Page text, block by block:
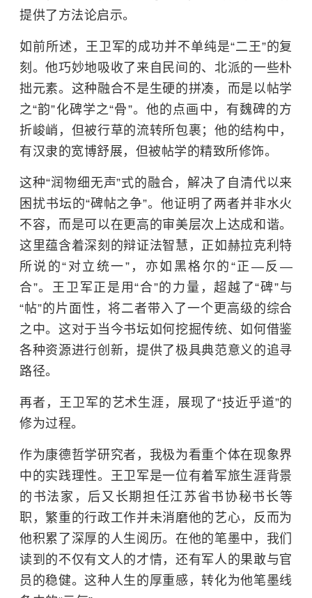
提供了方法论启示。
如前所述，王卫军的成功并不单纯是“二王”的复
刻。他巧妙地吸收了来自民间的、北派的一些朴
拙元素。这种融合不是生硬的拼凑，而是以帖学
之“韵”化碑学之“骨”。他的点画中，有魏碑的方
折峻峭，但被行草的流转所包裹；他的结构中，
有汉隶的宽博舒展，但被帖学的精致所修饰。
这种“润物细无声”式的融合，解决了自清代以来
困扰书坛的“碑帖之争”。他证明了两者并非水火
不容，而是可以在更高的审美层次上达成和谐。
这里蕴含着深刻的辩证法智慧，正如赫拉克利特
所说的“对立统一”，亦如黑格尔的“正—反—
合”。王卫军正是用“合”的力量，超越了“碑”与
“帖”的片面性，将二者带入了一个更高级的综合
之中。这对于当今书坛如何挖掘传统、如何借鉴
各种资源进行创新，提供了极具典范意义的追寻
路径。
再者，王卫军的艺术生涯，展现了“技近乎道”的
修为过程。
作为康德哲学研究者，我极为看重个体在现象界
中的实践理性。王卫军是一位有着军旅生涯背景
的书法家，后又长期担任江苏省书协秘书长等
职，繁重的行政工作并未消磨他的艺心，反而为
他积累了深厚的人生阅历。在他的笔墨中，我们
读到的不仅有文人的才情，还有军人的果敢与官
员的稳健。这种人生的厚重感，转化为他笔墨线